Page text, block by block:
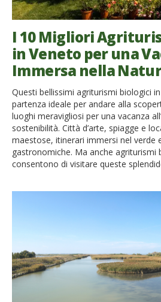
I 10 Migliori
in Veneto per una
Immersa nella
Questi bellissimi agriturismi biologici
partenza ideale per andare alla
luoghi meravigliosi per una vacanza
sostenibilità. Città d’arte, spiagge e
maestose, itinerari immersi nel verde
gastronomiche. Ma anche agriturismi
consentono di visitare queste